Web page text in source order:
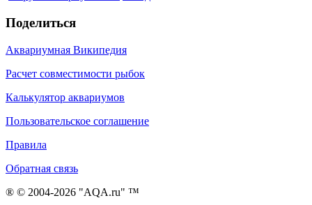
Поделиться
Аквариумная Википедия
Расчет совместимости рыбок
Калькулятор аквариумов
Пользовательское соглашение
Правила
Обратная связь
® © 2004-2026 "AQA.ru" ™